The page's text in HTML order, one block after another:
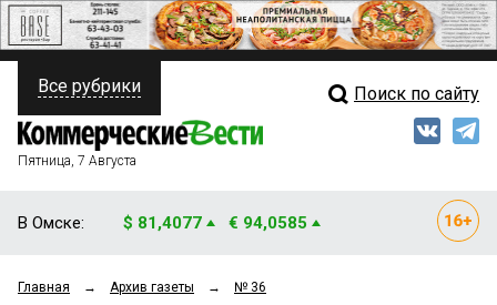
ПОЛИТИКА
ФИНАНСЫ
ОБЩЕСТВО
Свежий выпуск
Все рубрики Поиск по сайту
Пятница, 7 Августа
В Омске: $ 81,4077 € 94,0585
Главная → Архив газеты → № 36